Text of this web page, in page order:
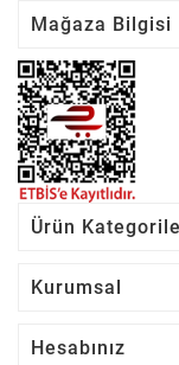
Mağaza Bilgisi
Ürün
Kurumsal
Hesabınız